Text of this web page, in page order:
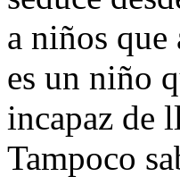
a niños
es un niño
incapaz de
Tampoco